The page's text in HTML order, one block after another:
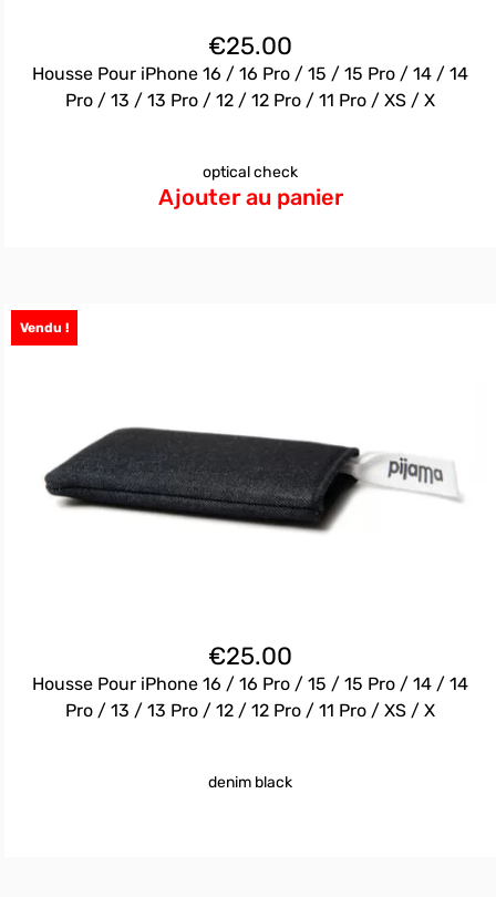
€25.00
Housse Pour iPhone 16 / 16 Pro / 15 / 15 Pro / 14 / 14
Pro / 13 / 13 Pro / 12 / 12 Pro / 11 Pro / XS / X
optical check
Ajouter au panier
Vendu !
€25.00
Housse Pour iPhone 16 / 16 Pro / 15 / 15 Pro / 14 / 14
Pro / 13 / 13 Pro / 12 / 12 Pro / 11 Pro / XS / X
denim black